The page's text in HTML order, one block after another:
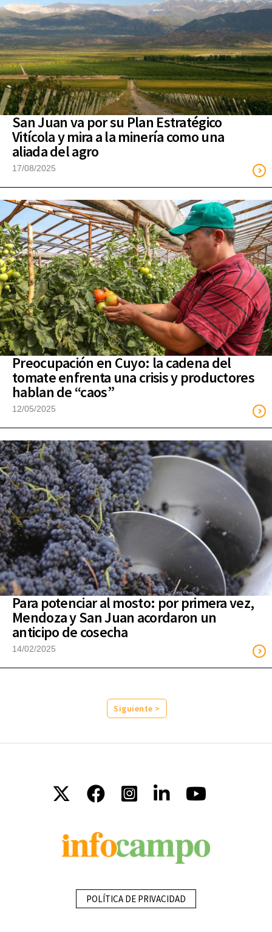
San Juan va por su Plan Estratégico
Vitícola y mira a la minería como una
aliada del agro
17/08/2025
Preocupación en Cuyo: la cadena del
tomate enfrenta una crisis y productores
hablan de “caos”
12/05/2025
Para potenciar al mosto: por primera vez,
Mendoza y San Juan acordaron un
anticipo de cosecha
14/02/2025
Siguiente >
POLÍTICA DE PRIVACIDAD